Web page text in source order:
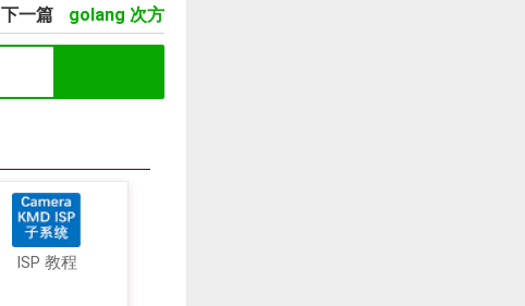
下一篇 golang 次方
ISP 教程